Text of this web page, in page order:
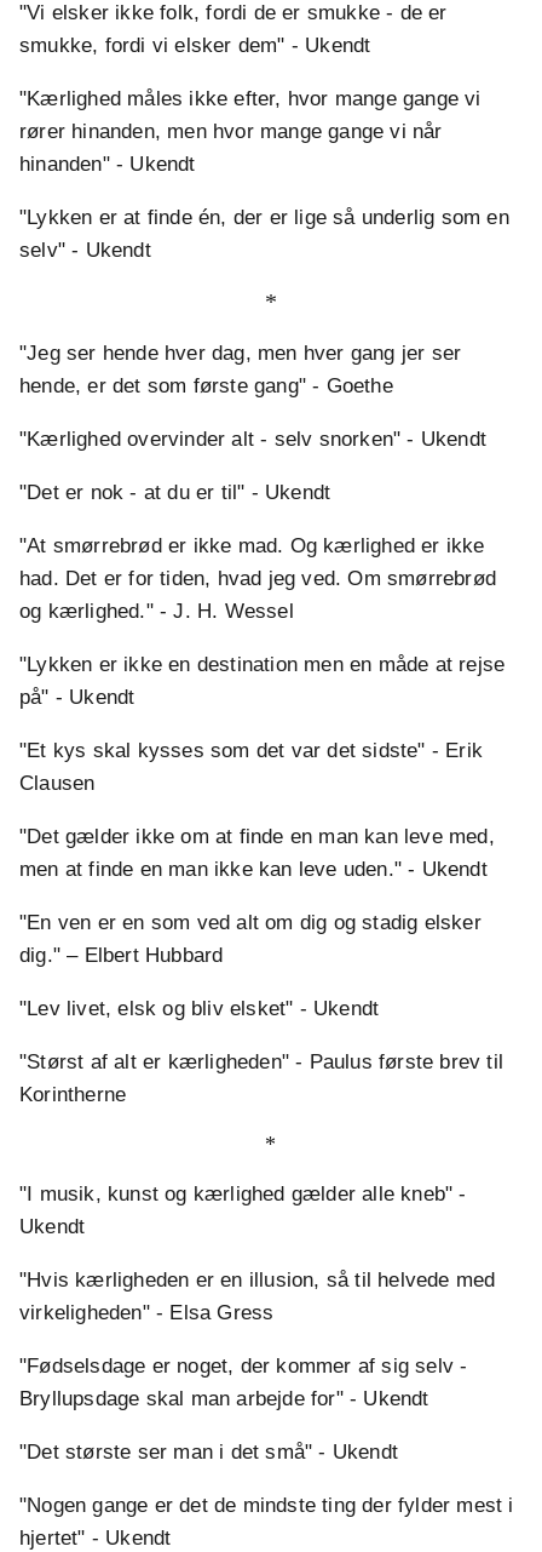
"Vi elsker ikke folk, fordi de er smukke - de er
smukke, fordi vi elsker dem" - Ukendt
"Kærlighed måles ikke efter, hvor mange gange vi
rører hinanden, men hvor mange gange vi når
hinanden" - Ukendt
"Lykken er at finde én, der er lige så underlig som en
selv" - Ukendt
*
"Jeg ser hende hver dag, men hver gang jer ser
hende, er det som første gang" - Goethe
"Kærlighed overvinder alt - selv snorken" - Ukendt
"Det er nok - at du er til" - Ukendt
"At smørrebrød er ikke mad. Og kærlighed er ikke
had. Det er for tiden, hvad jeg ved. Om smørrebrød
og kærlighed." - J. H. Wessel
"Lykken er ikke en destination men en måde at rejse
på" - Ukendt
"Et kys skal kysses som det var det sidste" - Erik
Clausen
"Det gælder ikke om at finde en man kan leve med,
men at finde en man ikke kan leve uden." - Ukendt
"En ven er en som ved alt om dig og stadig elsker
dig." – Elbert Hubbard
"Lev livet, elsk og bliv elsket" - Ukendt
"Størst af alt er kærligheden" - Paulus første brev til
Korintherne
*
"I musik, kunst og kærlighed gælder alle kneb" -
Ukendt
"Hvis kærligheden er en illusion, så til helvede med
virkeligheden" - Elsa Gress
"Fødselsdage er noget, der kommer af sig selv -
Bryllupsdage skal man arbejde for" - Ukendt
"Det største ser man i det små" - Ukendt
"Nogen gange er det de mindste ting der fylder mest i
hjertet" - Ukendt